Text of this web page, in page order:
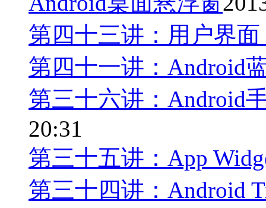
第四十三讲：用户界
第四十一讲：Android
第三十六讲：Android
20:31
第三十五讲：App
第三十四讲：Android